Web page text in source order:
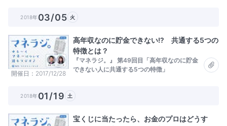
2018年03/05 火
開催日 2017/12/28
高年収なのに貯金できない!? 共通する5つの
特徴とは？
『マネラジ。』 第49回目「高年収なのに貯金
できない人に共通する5つの特徴」
2018年01/19 土
宝くじに当たったら、お金のプロはどうす